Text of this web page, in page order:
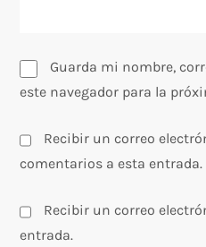
s
Guarda mi nombre,
este navegador para la
Recibir un correo
comentarios a esta entrada.
Recibir un correo
entrada.